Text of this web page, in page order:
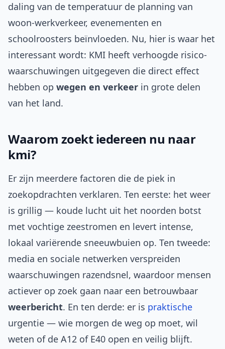
daling van de temperatuur de planning van
woon-werkverkeer, evenementen en
schoolroosters beïnvloeden. Nu, hier is waar het
interessant wordt: KMI heeft verhoogde risico-
waarschuwingen uitgegeven die direct effect
hebben op wegen en verkeer in grote delen
van het land.
Waarom zoekt iedereen nu naar
kmi?
Er zijn meerdere factoren die de piek in
zoekopdrachten verklaren. Ten eerste: het weer
is grillig — koude lucht uit het noorden botst
met vochtige zeestromen en levert intense,
lokaal variërende sneeuwbuien op. Ten tweede:
media en sociale netwerken verspreiden
waarschuwingen razendsnel, waardoor mensen
actiever op zoek gaan naar een betrouwbaar
weerbericht. En ten derde: er is praktische
urgentie — wie morgen de weg op moet, wil
weten of de A12 of E40 open en veilig blijft.